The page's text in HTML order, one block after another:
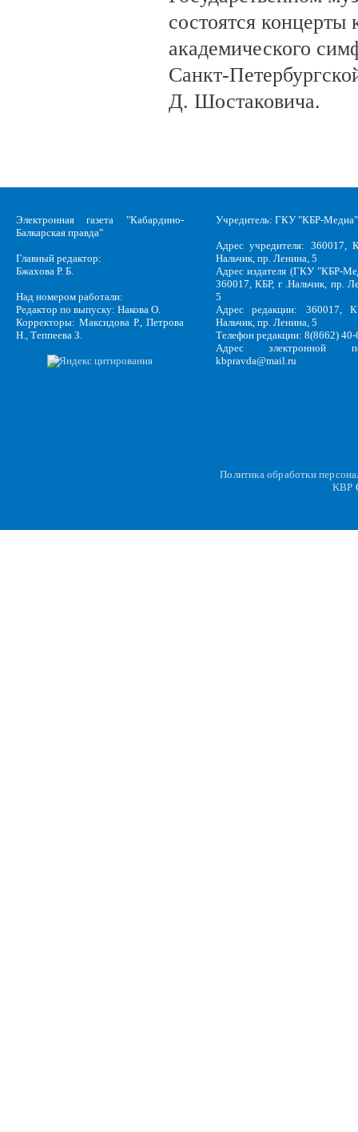
состоятся концерты
академического
Санкт-
Д. Шостаковича.
Электронная газета "Кабардино-
Балкарская правда"
Главный редактор:
Бжахова Р. Б.
Над номером работали:
Редактор по выпуску: Накова О.
Корректоры: Максидова Р., Петрова
Н., Теппеева З.
Учредитель: ГКУ "КБР-Медиа"
Адрес учредителя: 360017,
Нальчик, пр. Ленина, 5
Адрес издателя (ГКУ "КБР-
360017, КБР, г .Нальчик, пр.
5
Адрес редакции: 360017,
Нальчик, пр. Ленина, 5
Телефон редакции: 8(8662)
Адрес электронной
kbpravda@mail.ru
Политика обработки
KBP